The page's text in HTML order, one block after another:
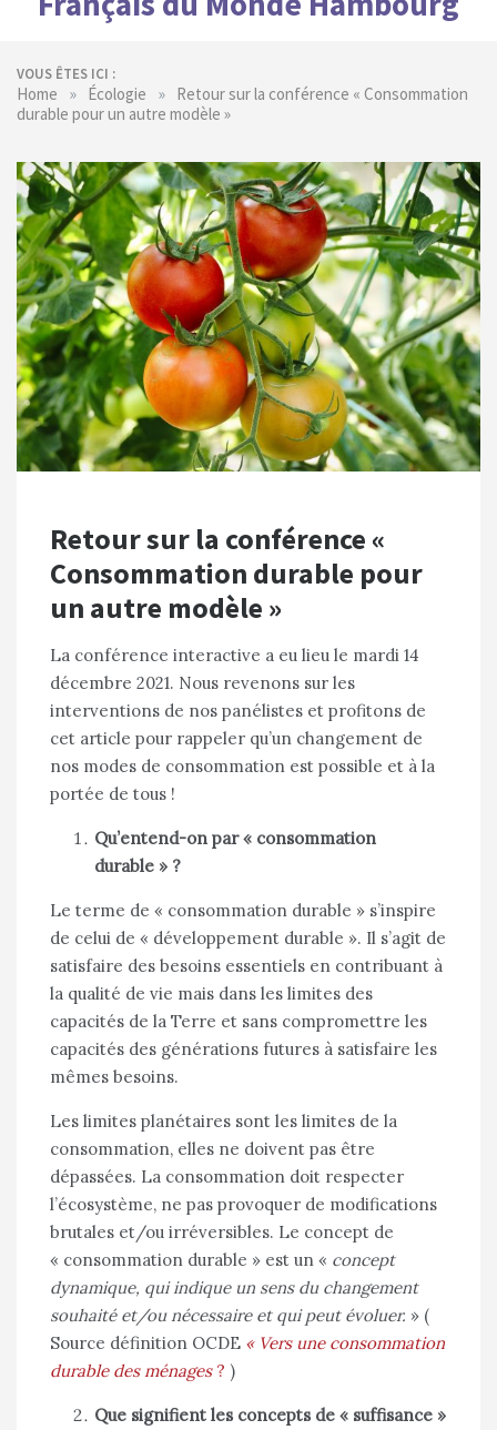
VOUS ÊTES ICI :
Home » Écologie » Retour sur la conférence « Consommation
durable pour un autre modèle »
Retour sur la conférence «
Consommation durable pour
un autre modèle »
La conférence interactive a eu lieu le mardi 14
décembre 2021. Nous revenons sur les
interventions de nos panélistes et profitons de
cet article pour rappeler qu’un changement de
nos modes de consommation est possible et à la
portée de tous !
Qu’entend-on par « consommation
durable » ?
Le terme de « consommation durable » s’inspire
de celui de « développement durable ». Il s’agit de
satisfaire des besoins essentiels en contribuant à
la qualité de vie mais dans les limites des
capacités de la Terre et sans compromettre les
capacités des générations futures à satisfaire les
mêmes besoins.
Les limites planétaires sont les limites de la
consommation, elles ne doivent pas être
dépassées. La consommation doit respecter
l’écosystème, ne pas provoquer de modifications
brutales et/ou irréversibles. Le concept de
« consommation durable » est un « concept
dynamique, qui indique un sens du changement
souhaité et/ou nécessaire et qui peut évoluer. » (
Source définition OCDE « Vers une consommation
durable des ménages? )
Que signifient les concepts de « suffisance »